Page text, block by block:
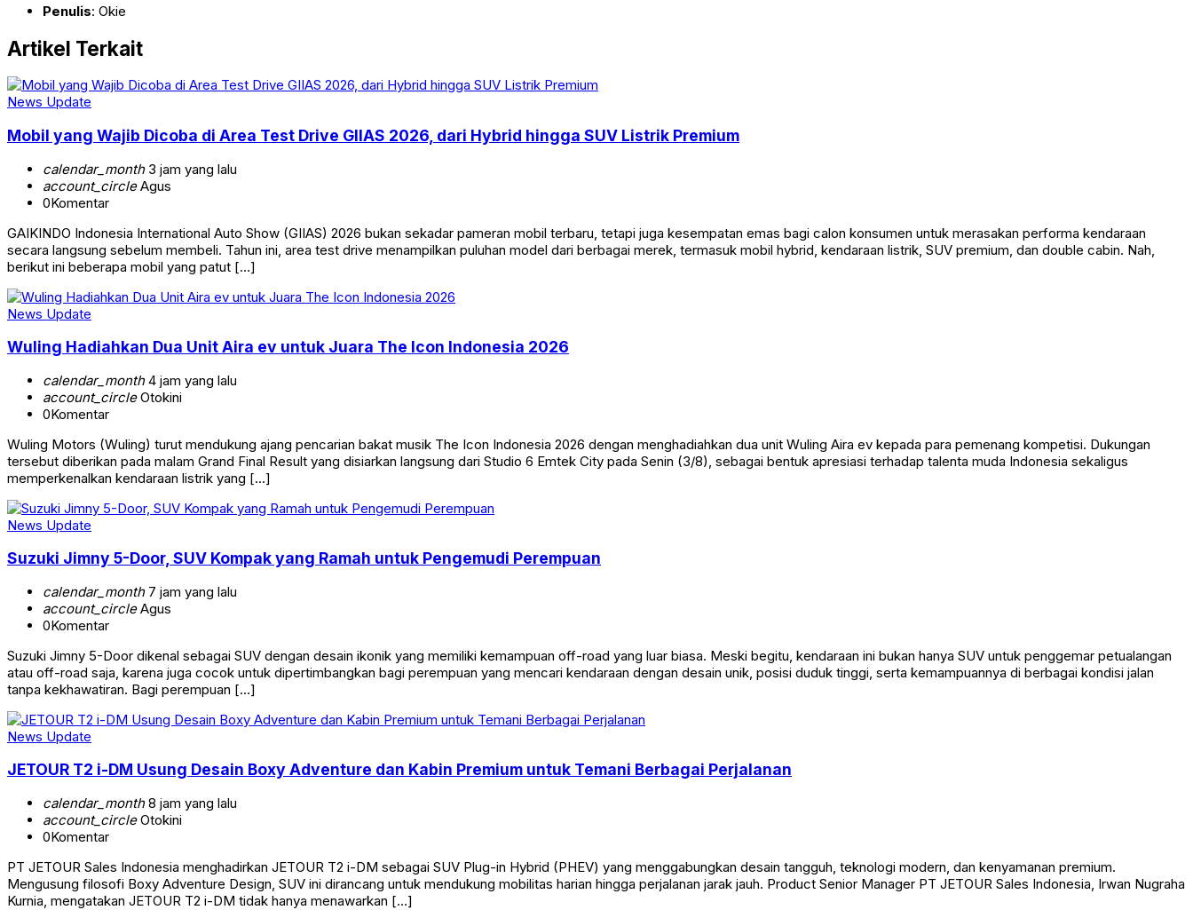
Penulis: Okie
Artikel Terkait
News Update
Mobil yang Wajib Dicoba di Area Test Drive GIIAS 2026, dari Hybrid hingga SUV Listrik Premium
calendar_month3 jam yang lalu
account_circleAgus
0Komentar
GAIKINDO Indonesia International Auto Show (GIIAS) 2026 bukan sekadar pameran mobil terbaru, tetapi juga kesempatan emas bagi calon konsumen untuk merasakan performa kendaraan
secara langsung sebelum membeli. Tahun ini, area test drive menampilkan puluhan model dari berbagai merek, termasuk mobil hybrid, kendaraan listrik, SUV premium, dan double cabin. Nah,
berikut ini beberapa mobil yang patut […]
News Update
Wuling Hadiahkan Dua Unit Aira ev untuk Juara The Icon Indonesia 2026
calendar_month4 jam yang lalu
account_circleOtokini
0Komentar
Wuling Motors (Wuling) turut mendukung ajang pencarian bakat musik The Icon Indonesia 2026 dengan menghadiahkan dua unit Wuling Aira ev kepada para pemenang kompetisi. Dukungan
tersebut diberikan pada malam Grand Final Result yang disiarkan langsung dari Studio 6 Emtek City pada Senin (3/8), sebagai bentuk apresiasi terhadap talenta muda Indonesia sekaligus
memperkenalkan kendaraan listrik yang […]
News Update
Suzuki Jimny 5-Door, SUV Kompak yang Ramah untuk Pengemudi Perempuan
calendar_month7 jam yang lalu
account_circleAgus
0Komentar
Suzuki Jimny 5-Door dikenal sebagai SUV dengan desain ikonik yang memiliki kemampuan off-road yang luar biasa. Meski begitu, kendaraan ini bukan hanya SUV untuk penggemar petualangan
atau off-road saja, karena juga cocok untuk dipertimbangkan bagi perempuan yang mencari kendaraan dengan desain unik, posisi duduk tinggi, serta kemampuannya di berbagai kondisi jalan
tanpa kekhawatiran. Bagi perempuan […]
News Update
JETOUR T2 i-DM Usung Desain Boxy Adventure dan Kabin Premium untuk Temani Berbagai Perjalanan
calendar_month8 jam yang lalu
account_circleOtokini
0Komentar
PT JETOUR Sales Indonesia menghadirkan JETOUR T2 i-DM sebagai SUV Plug-in Hybrid (PHEV) yang menggabungkan desain tangguh, teknologi modern, dan kenyamanan premium.
Mengusung filosofi Boxy Adventure Design, SUV ini dirancang untuk mendukung mobilitas harian hingga perjalanan jarak jauh. Product Senior Manager PT JETOUR Sales Indonesia, Irwan Nugraha
Kurnia, mengatakan JETOUR T2 i-DM tidak hanya menawarkan […]